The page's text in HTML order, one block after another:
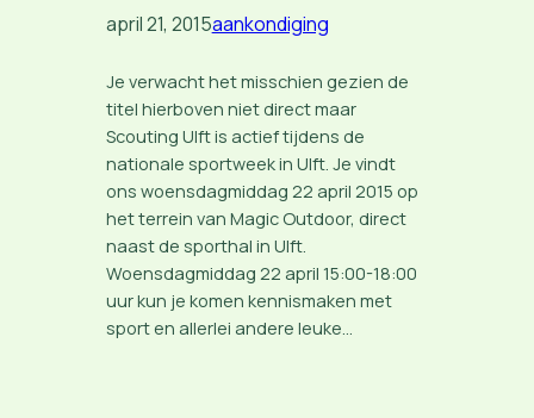
april 21, 2015aankondiging
Je verwacht het misschien gezien de
titel hierboven niet direct maar
Scouting Ulft is actief tijdens de
nationale sportweek in Ulft. Je vindt
ons woensdagmiddag 22 april 2015 op
het terrein van Magic Outdoor, direct
naast de sporthal in Ulft.
Woensdagmiddag 22 april 15:00-18:00
uur kun je komen kennismaken met
sport en allerlei andere leuke…